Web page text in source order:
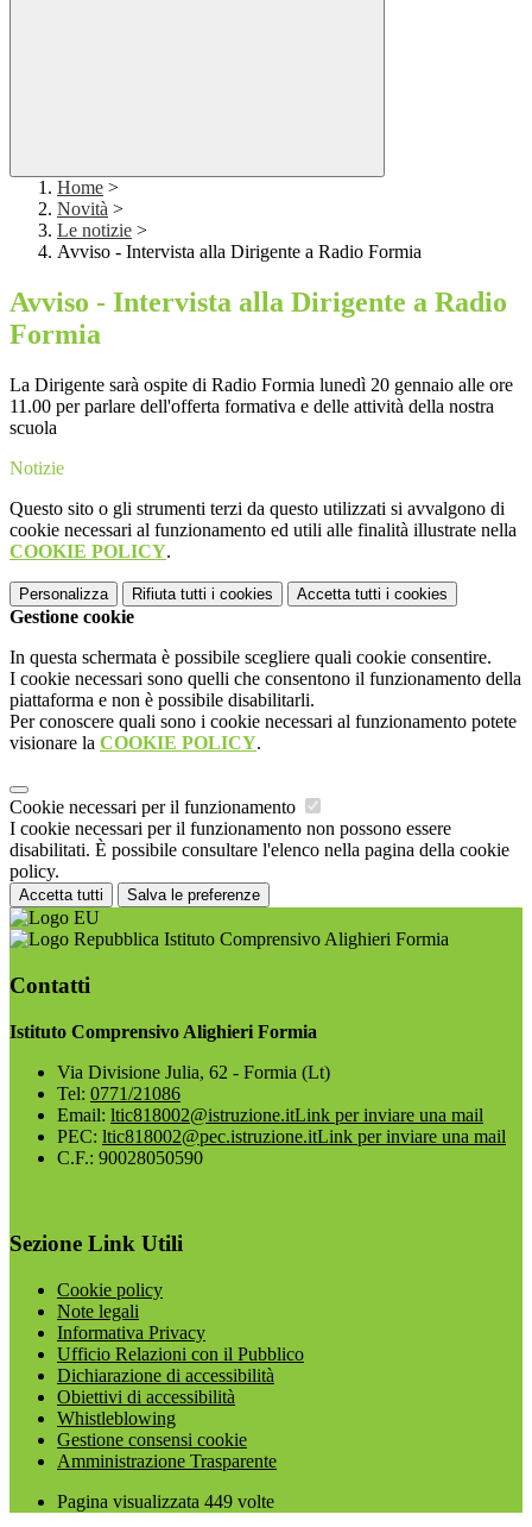
Home >
Novità >
Le notizie >
Avviso - Intervista alla Dirigente a Radio Formia
Avviso - Intervista alla Dirigente a Radio
Formia
La Dirigente sarà ospite di Radio Formia lunedì 20 gennaio alle ore
11.00 per parlare dell'offerta formativa e delle attività della nostra
scuola
Notizie
Questo sito o gli strumenti terzi da questo utilizzati si avvalgono di
cookie necessari al funzionamento ed utili alle finalità illustrate nella
COOKIE POLICY.
Personalizza Rifiuta tutti i cookies Accetta tutti i cookies
Gestione cookie
In questa schermata è possibile scegliere quali cookie consentire.
I cookie necessari sono quelli che consentono il funzionamento della
piattaforma e non è possibile disabilitarli.
Per conoscere quali sono i cookie necessari al funzionamento potete
visionare la COOKIE POLICY.
Cookie necessari per il funzionamento
I cookie necessari per il funzionamento non possono essere
disabilitati. È possibile consultare l'elenco nella pagina della cookie
policy.
Accetta tutti Salva le preferenze
Istituto Comprensivo Alighieri Formia
Contatti
Istituto Comprensivo Alighieri Formia
Via Divisione Julia, 62 - Formia (Lt)
Tel: 0771/21086
Email: ltic818002@istruzione.itLink per inviare una mail
PEC: ltic818002@pec.istruzione.itLink per inviare una mail
C.F.: 90028050590
Sezione Link Utili
Cookie policy
Note legali
Informativa Privacy
Ufficio Relazioni con il Pubblico
Dichiarazione di accessibilità
Obiettivi di accessibilità
Whistleblowing
Gestione consensi cookie
Amministrazione Trasparente
Pagina visualizzata 449 volte